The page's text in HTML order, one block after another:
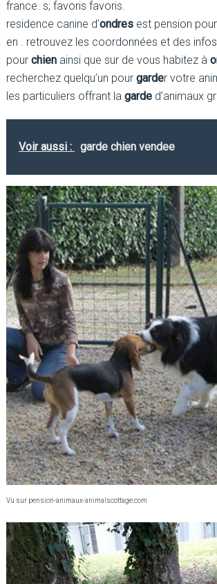
france. s; favoris favoris.
residence canine d’ondresest pension pour
en . retrouvez les coordonnées et des
pour chienainsi que sur de vous habitez à
recherchez quelqu’un pour garder votre
les particuliers offrant la garded’animaux
Voir aussi : garde chien vendee
Vu sur pension-animaux-animalscottage.com